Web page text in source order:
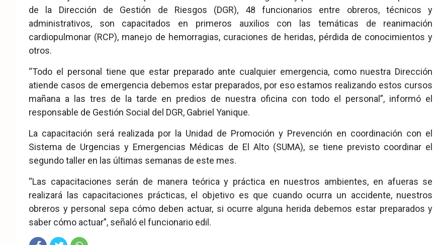
ook
pp
de la Dirección de Gestión de Riesgos (DGR), 48 funcionarios entre obreros, técnicos y
administrativos, son capacitados en primeros auxilios con las temáticas de reanimación
cardiopulmonar (RCP), manejo de hemorragias, curaciones de heridas, pérdida de conocimientos y
otros.
“Todo el personal tiene que estar preparado ante cualquier emergencia, como nuestra Dirección
atiende casos de emergencia debemos estar preparados, por eso estamos realizando estos cursos
mañana a las tres de la tarde en predios de nuestra oficina con todo el personal”, informó el
responsable de Gestión Social del DGR, Gabriel Yanique.
La capacitación será realizada por la Unidad de Promoción y Prevención en coordinación con el
Sistema de Urgencias y Emergencias Médicas de El Alto (SUMA), se tiene previsto coordinar el
segundo taller en las últimas semanas de este mes.
“Las capacitaciones serán de manera teórica y práctica en nuestros ambientes, en afueras se
realizará las capacitaciones prácticas, el objetivo es que cuando ocurra un accidente, nuestros
obreros y personal sepa cómo deben actuar, si ocurre alguna herida debemos estar preparados y
saber cómo actuar”, señaló el funcionario edil.